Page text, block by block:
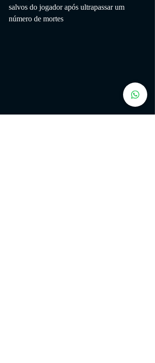
salvos do jogador após ultrapassar um
número de mortes